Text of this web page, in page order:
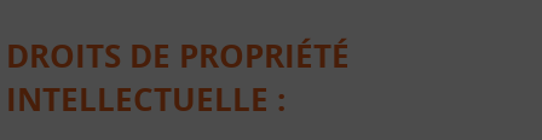
DROITS DE PROPRIÉTÉ
INTELLECTUELLE :